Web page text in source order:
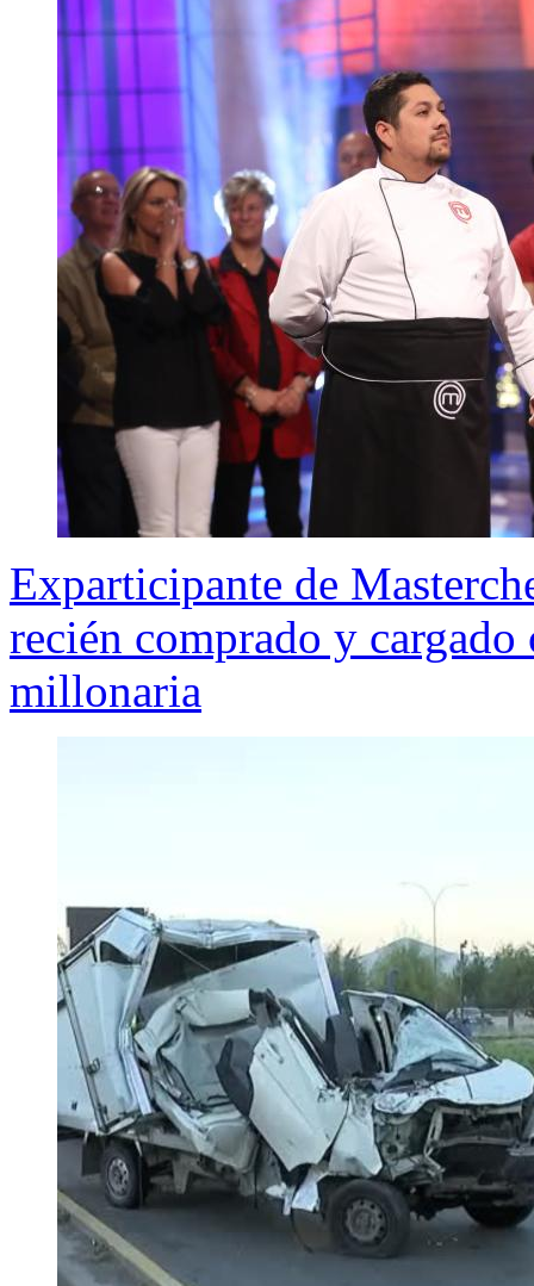
Exparticipante de
recién comprado y
millonaria